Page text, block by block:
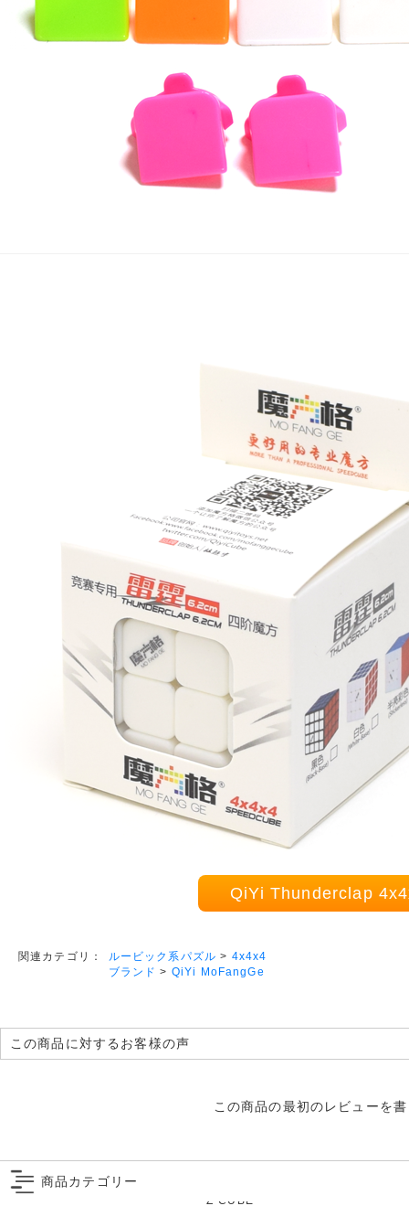
QiYi Thunderclap
関連カテゴリ： ルービック系パズル > 4x4x4
ブランド > QiYi MoFangGe
この商品に対するお客様の声
この商品の最初のレビューを
商品カテゴリー